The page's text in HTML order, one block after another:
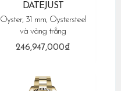
DATEJUST
Oyster, 31 mm, Oystersteel
và vàng trắng
246,947,000₫